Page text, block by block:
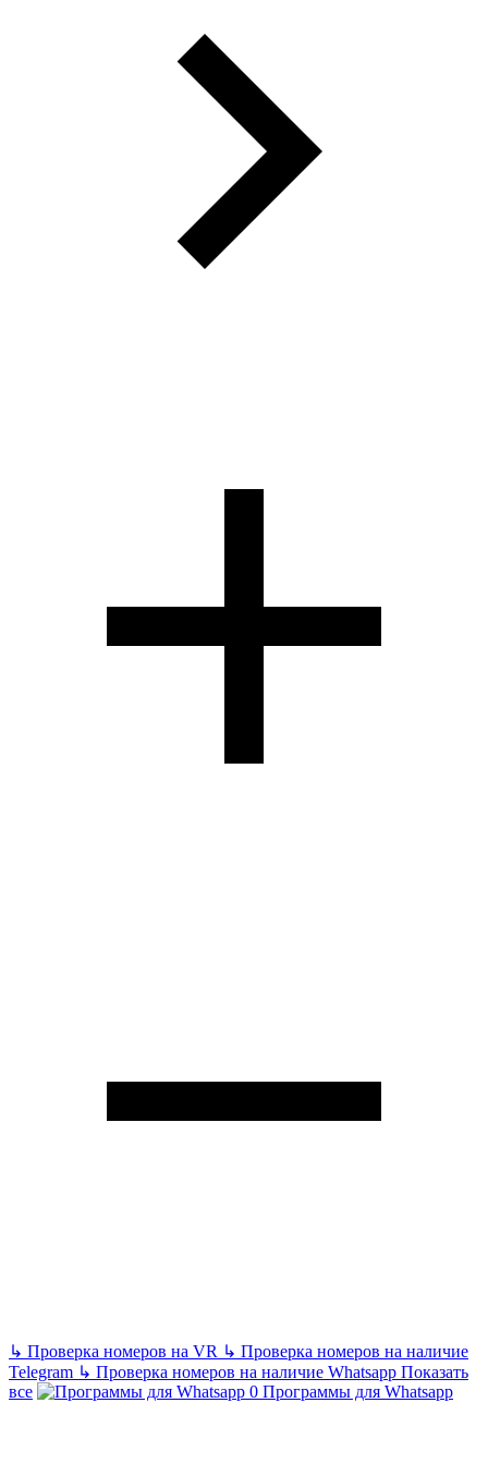
↳ Проверка номеров на VR ↳ Проверка номеров на наличие
Telegram ↳ Проверка номеров на наличие Whatsapp Показать
все
Программы для Whatsapp